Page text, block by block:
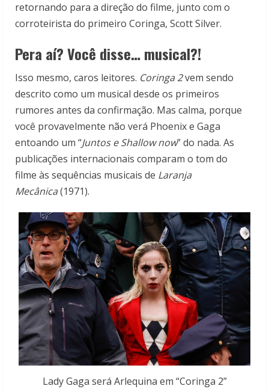
retornando para a direção do filme, junto com o
corroteirista do primeiro Coringa, Scott Silver.
Pera aí? Você disse… musical?!
Isso mesmo, caros leitores. Coringa 2vem sendo
descrito como um musical desde os primeiros
rumores antes da confirmação. Mas calma, porque
você provavelmente não verá Phoenix e Gaga
entoando um “Juntos e Shallow now” do nada. As
publicações internacionais comparam o tom do
filme às sequências musicais de Laranja
Mecânica(1971).
Lady Gaga será Arlequina em “Coringa 2”